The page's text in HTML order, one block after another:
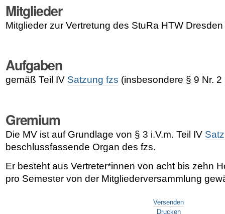
Mitglieder
Mitglieder zur Vertretung des StuRa HTW Dresden
Aufgaben
gemäß Teil IV Satzung fzs (insbesondere § 9 Nr. 2
Gremium
Die MV ist auf Grundlage von § 3 i.V.m. Teil IV
beschlussfassende Organ des fzs.
Er besteht aus Vertreter*innen von acht bis zehn
pro Semester von der Mitgliederversammlung
Versenden
Drucken